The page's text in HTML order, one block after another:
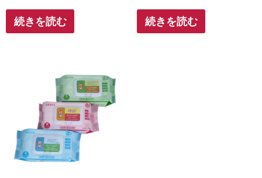
続きを読む 続きを読む